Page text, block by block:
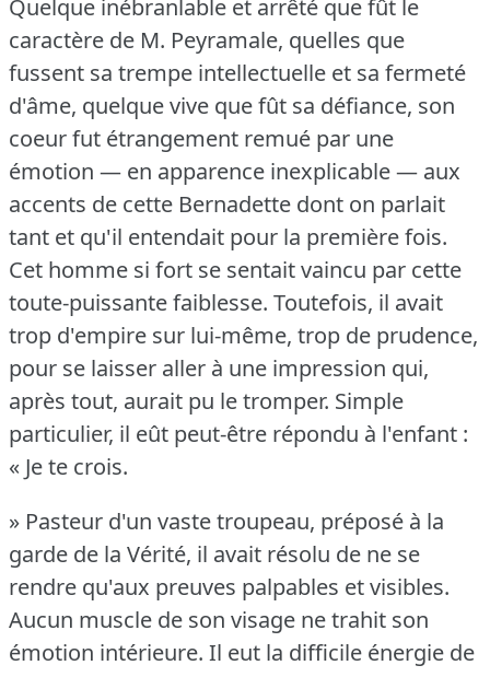
Quelque inébranlable et arrêté que fût le
caractère de M. Peyramale, quelles que
fussent sa trempe intellectuelle et sa fermeté
d'âme, quelque vive que fût sa défiance, son
coeur fut étrangement remué par une
émotion — en apparence inexplicable — aux
accents de cette Bernadette dont on parlait
tant et qu'il entendait pour la première fois.
Cet homme si fort se sentait vaincu par cette
toute-puissante faiblesse. Toutefois, il avait
trop d'empire sur lui-même, trop de prudence,
pour se laisser aller à une impression qui,
après tout, aurait pu le tromper. Simple
particulier, il eût peut-être répondu à l'enfant :
« Je te crois.
» Pasteur d'un vaste troupeau, préposé à la
garde de la Vérité, il avait résolu de ne se
rendre qu'aux preuves palpables et visibles.
Aucun muscle de son visage ne trahit son
émotion intérieure. Il eut la difficile énergie de